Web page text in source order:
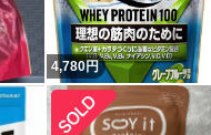
4,780円